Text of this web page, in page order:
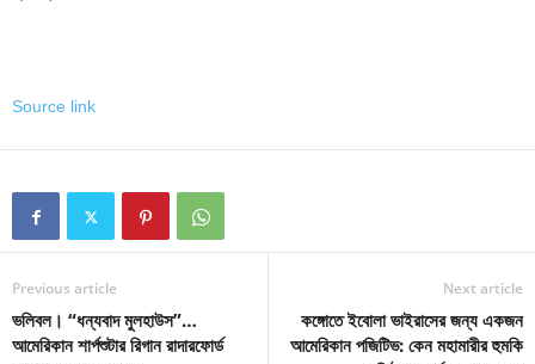
Source link
Previous article
ভলিবল। “ধন্যবাদ মুলহাউস”…
আমেরিকান শার্পশুটার রিগান রাদারফোর্ড
Next article
কঙ্গোতে ইবোলা ভাইরাসের জন্য একজন
আমেরিকান পজিটিভ: কেন মহামারীর হুমকি